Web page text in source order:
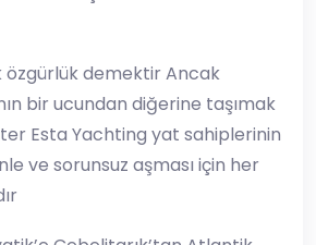
özgürlük demektir Ancak
bir ucundan diğerine taşımak
Esta Yachting yat sahiplerinin
ve sorunsuz aşması için her